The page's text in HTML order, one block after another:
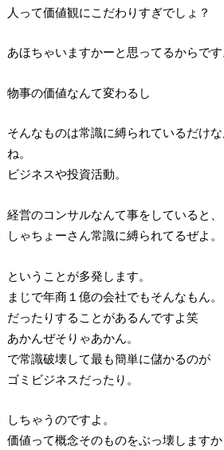
人って価値観にこだわりすぎでしょ？
あほちゃいますかーと思ってるからです
物事の価値なんて変わるし
そんなものは常識に縛られているだけ
ね。
ビジネスや投資活動。
経営のコンサルなんて事をしていると、
しゃちょーさん常識に縛られてるぜよ。
ということが多発します。
まじで年商１億の会社でもそんなもん。
だったりすることがあるんですよ笑
あかんぜそりゃあかん。
で常識破壊して最も簡単に儲かるのが
ゴミビジネスだったり。
しちゃうのですよ。
価値って概念そのものをぶっ壊しますか